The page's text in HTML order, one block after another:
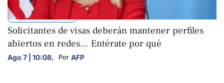
INTERNACIONALES
Solicitantes de visas deberán mantener perfiles
abiertos en redes… Entérate por qué
Ago 7 | 10:08, Por AFP